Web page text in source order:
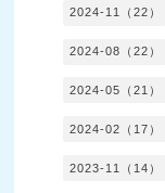
2024-11（22）
2024-08（22）
2024-05（21）
2024-02（17）
2023-11（14）